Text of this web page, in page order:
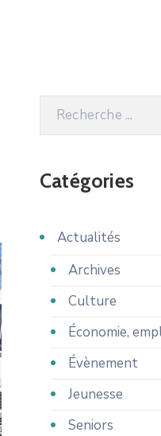
Catégories
Actualités
Archives
Culture
Économie,
Évènement
Jeunesse
Seniors